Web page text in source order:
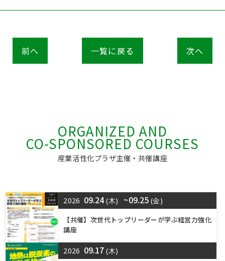
前へ 一覧に戻る 次へ
ORGANIZED AND
CO-SPONSORED COURSES
産業活性化プラザ主催・共催講座
2026 09.24(木) ~09.25 (金)
【共催】次世代トップリーダーが学ぶ経営力強化
講座
2026 09.17(木)